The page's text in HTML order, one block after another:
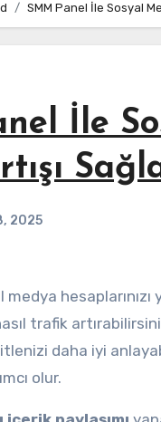
SMM Panel İle Sosyal
İle
2025
medya
trafik
daha iyi
olur.